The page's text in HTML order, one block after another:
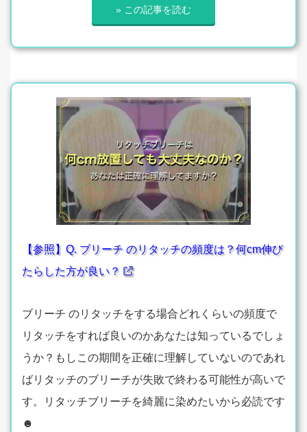
» この記事を読む
【参照】Q. ブリーチ のリタッチの頻度は？何cm伸び
たらした方が良い？
ブリーチ のリタッチをする場合どれくらいの頻度で
リタッチをすれば良いのかあなたは知っているでしょ
うか？もしこの期間を正確に理解していないのであれ
ばリタッチのブリーチが失敗で終わる可能性が高いで
す。リタッチブリーチを綺麗に染めたいから必読です
☻